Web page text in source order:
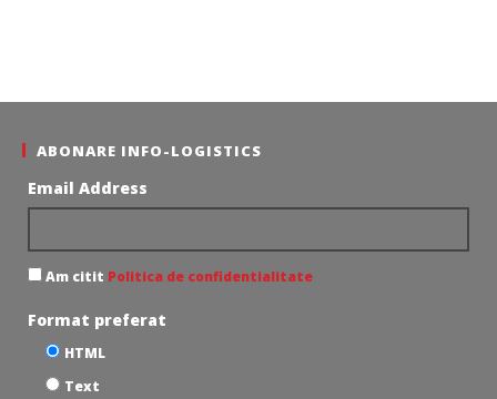
ABONARE INFO-LOGISTICS
Email Address
Am citit Politica de confidentialitate
Format preferat
HTML
Text